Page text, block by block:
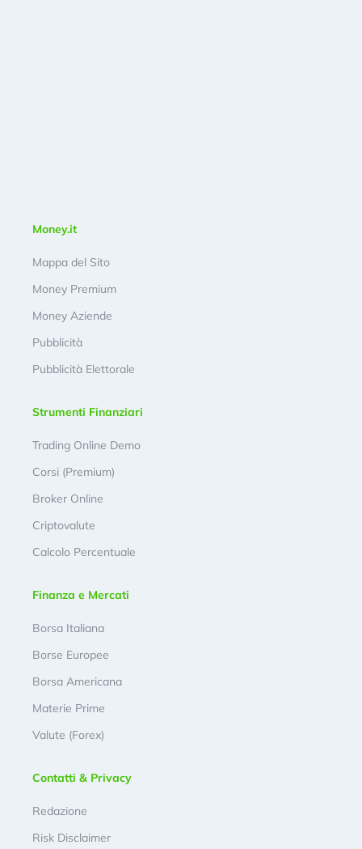
Money.it
Mappa del Sito
Money Premium
Money Aziende
Pubblicità
Pubblicità Elettorale
Strumenti Finanziari
Trading Online Demo
Corsi (Premium)
Broker Online
Criptovalute
Calcolo Percentuale
Finanza e Mercati
Borsa Italiana
Borse Europee
Borsa Americana
Materie Prime
Valute (Forex)
Contatti & Privacy
Redazione
Risk Disclaimer